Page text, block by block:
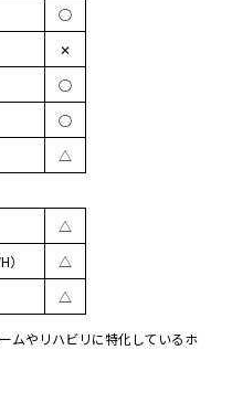
◯
✕
◯
◯
△
△
△
△
ムやリハビリに特化しているホ